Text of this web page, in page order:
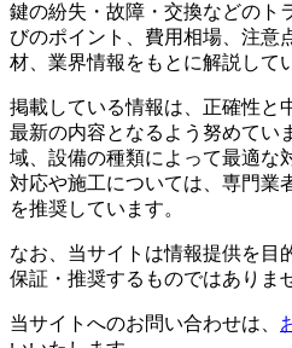
鍵の紛失・故障・交換などのト
びのポイント、費用相場、注意
材、業界情報をもとに解説して
掲載している情報は、正確性と
最新の内容となるよう努めてい
域、設備の種類によって最適な
対応や施工については、専門業
を推奨しています。
なお、当サイトは情報提供を目
保証・推奨するものではありま
当サイトへのお問い合わせは、